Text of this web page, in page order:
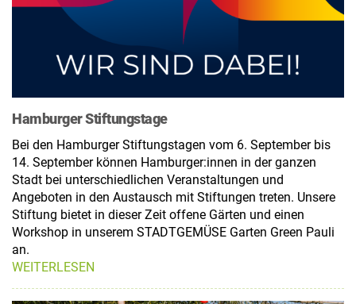
Hamburger Stiftungstage
Bei den Hamburger Stiftungstagen vom 6. September bis
14. September können Hamburger:innen in der ganzen
Stadt bei unterschiedlichen Veranstaltungen und
Angeboten in den Austausch mit Stiftungen treten. Unsere
Stiftung bietet in dieser Zeit offene Gärten und einen
Workshop in unserem STADTGEMÜSE Garten Green Pauli
an.
WEITERLESEN